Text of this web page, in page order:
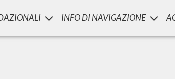
INFO DI NAVIGAZIONE